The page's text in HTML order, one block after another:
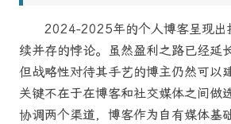
2024-2025年的个人博客呈现出
续并存的悖论。虽然盈利之路已经延
但战略性对待其手艺的博主仍然可以
关键不在于在博客和社交媒体之间做
协调两个渠道，博客作为自有媒体基